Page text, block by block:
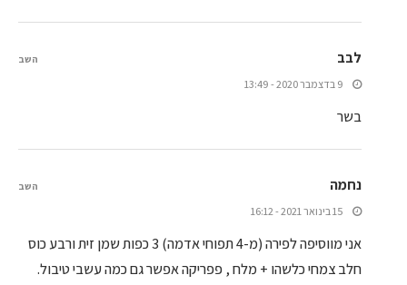
לבב
9 בדצמבר 2020 - 13:49
בשר
השב
נחמה
15 בינואר 2021 - 16:12
אני מווסיפה לפירה (מ-4 תפוחי אדמה) 3 כפות שמן זית ורבע כוס
חלב צמחי כלשהו + מלח , פפריקה אפשר גם כמה עשבי טיבול.
השב